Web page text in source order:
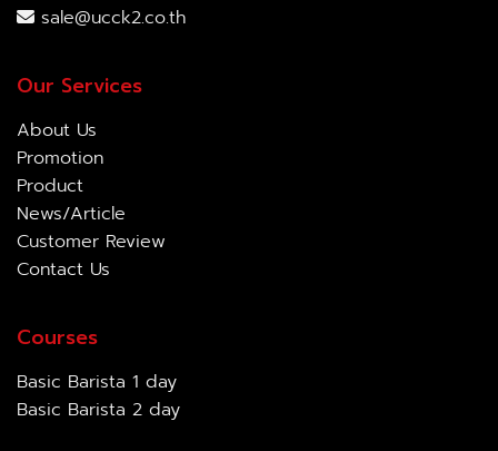
sale@ucck2.co.th
Our Services
About Us
Promotion
Product
News/Article
Customer Review
Contact Us
Courses
Basic Barista 1 day
Basic Barista 2 day